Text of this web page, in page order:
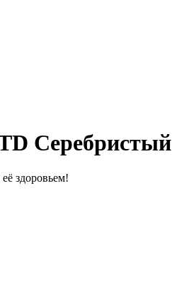
Серебристый
здоровьем!